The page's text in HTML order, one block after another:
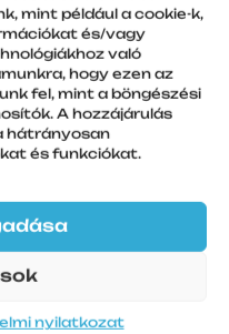
mint például a cookie-k,
és/vagy
való
hogy ezen az
fel, mint a böngészési
A hozzájárulás
hátrányosan
és funkciókat.
nyilatkozat